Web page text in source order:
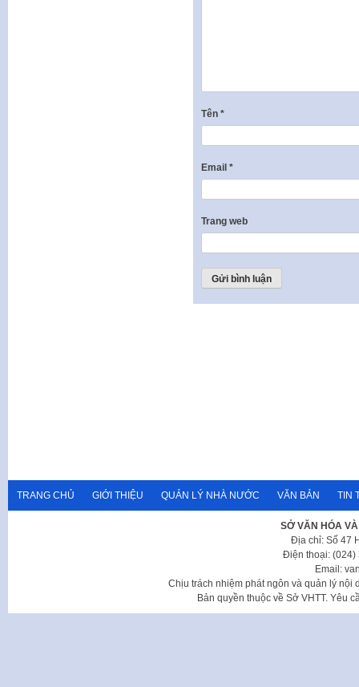
Tên *
Email *
Trang web
TRANG CHỦ GIỚI THIỆU QUẢN LÝ NHÀ NƯỚC VĂN BẢN TIN
SỞ VĂN HÓA
Địa chỉ: Số 47
Điện thoại: (024)
Email:
Chịu trách nhiệm phát ngôn và quản lý nội
Bản quyền thuộc về Sở VHTT. Yêu